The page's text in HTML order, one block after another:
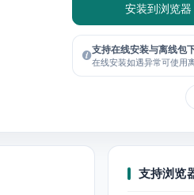
安装到浏览器
支持在线安装与离线包
在线安装如遇异常可使用
支持浏览